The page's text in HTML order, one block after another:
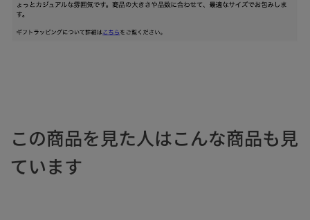
この商品を見た人はこんな商品も見
ています